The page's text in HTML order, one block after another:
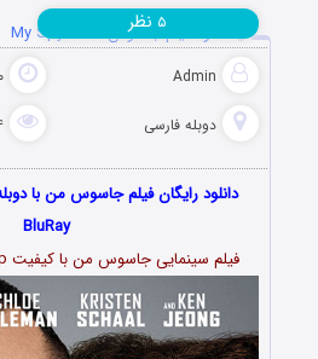
دانلود فیلم جاسوس My Spy 2020
Admin ۳۰
دوبله فارسی
۵ نظر
BluRay
فیلم سینمایی جاسوس من با کیفیت 1080p & 720p & 480p